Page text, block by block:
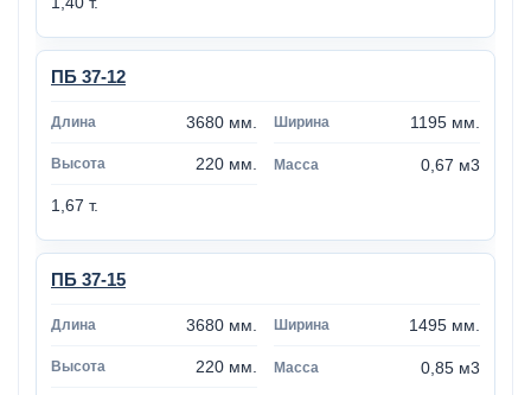
ПБ 37-12
3680 мм. 1195 мм.
220 мм. 0,67 м3
1,67 т.
ПБ 37-15
3680 мм. 1495 мм.
220 мм. 0,85 м3